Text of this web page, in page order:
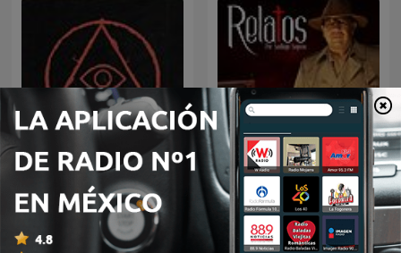
Paranormal
Relatos por Santiago
Segovia